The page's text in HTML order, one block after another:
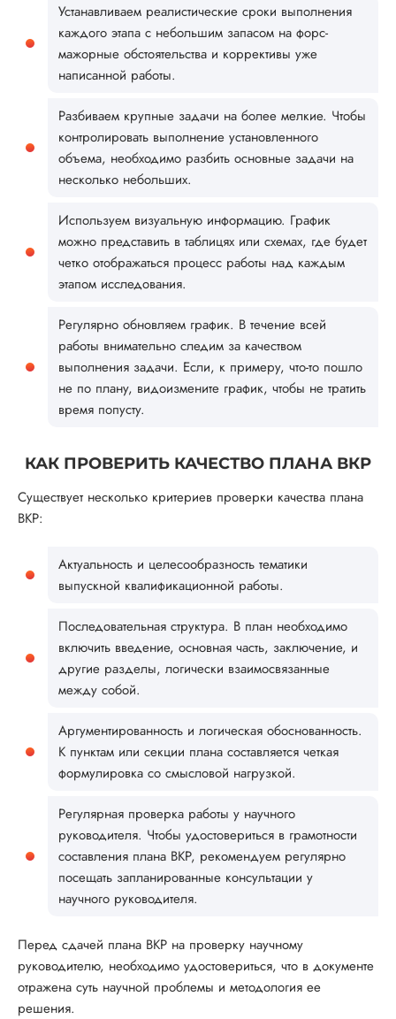
Устанавливаем реалистические сроки выполнения
каждого этапа с небольшим запасом на форс-
мажорные обстоятельства и коррективы уже
написанной работы.
Разбиваем крупные задачи на более мелкие. Чтобы
контролировать выполнение установленного
объема, необходимо разбить основные задачи на
несколько небольших.
Используем визуальную информацию. График
можно представить в таблицях или схемах, где будет
четко отображаться процесс работы над каждым
этапом исследования.
Регулярно обновляем график. В течение всей
работы внимательно следим за качеством
выполнения задачи. Если, к примеру, что-то пошло
не по плану, видоизмените график, чтобы не тратить
время попусту.
КАК ПРОВЕРИТЬ КАЧЕСТВО ПЛАНА ВКР
Существует несколько критериев проверки качества плана
ВКР:
Актуальность и целесообразность тематики
выпускной квалификационной работы.
Последовательная структура. В план необходимо
включить введение, основная часть, заключение, и
другие разделы, логически взаимосвязанные
между собой.
Аргументированность и логическая обоснованность.
К пунктам или секции плана составляется четкая
формулировка со смысловой нагрузкой.
Регулярная проверка работы у научного
руководителя. Чтобы удостовериться в грамотности
составления плана ВКР, рекомендуем регулярно
посещать запланированные консультации у
научного руководителя.
Перед сдачей плана ВКР на проверку научному
руководителю, необходимо удостовериться, что в документе
отражена суть научной проблемы и методология ее
решения.